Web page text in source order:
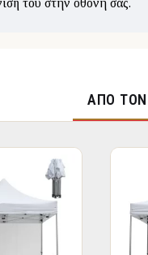
του στην οθόνη σας.
ΑΠΌ ΤΟΝ